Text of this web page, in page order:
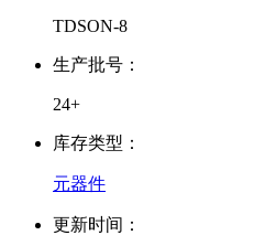
TDSON-8
生产批号：
24+
库存类型：
元器件
更新时间：